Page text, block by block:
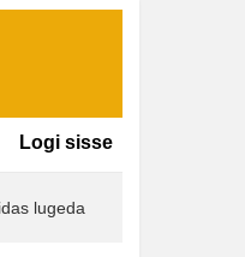
Logi sisse
lugeda